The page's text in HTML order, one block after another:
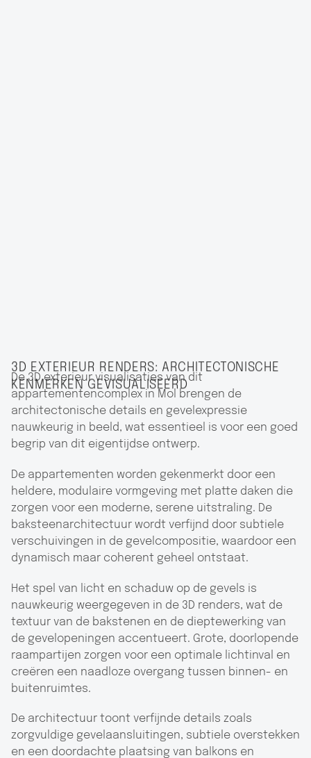
3D EXTERIEUR RENDERS: ARCHITECTONISCHE
KENMERKEN GEVISUALISEERD
De 3D exterieur visualisaties van dit
appartementencomplex in Mol brengen de
architectonische details en gevelexpressie
nauwkeurig in beeld, wat essentieel is voor een goed
begrip van dit eigentijdse ontwerp.
De appartementen worden gekenmerkt door een
heldere, modulaire vormgeving met platte daken die
zorgen voor een moderne, serene uitstraling. De
baksteenarchitectuur wordt verfijnd door subtiele
verschuivingen in de gevelcompositie, waardoor een
dynamisch maar coherent geheel ontstaat.
Het spel van licht en schaduw op de gevels is
nauwkeurig weergegeven in de 3D renders, wat de
textuur van de bakstenen en de dieptewerking van
de gevelopeningen accentueert. Grote, doorlopende
raampartijen zorgen voor een optimale lichtinval en
creëren een naadloze overgang tussen binnen- en
buitenruimtes.
De architectuur toont verfijnde details zoals
zorgvuldige gevelaansluitingen, subtiele overstekken
en een doordachte plaatsing van balkons en